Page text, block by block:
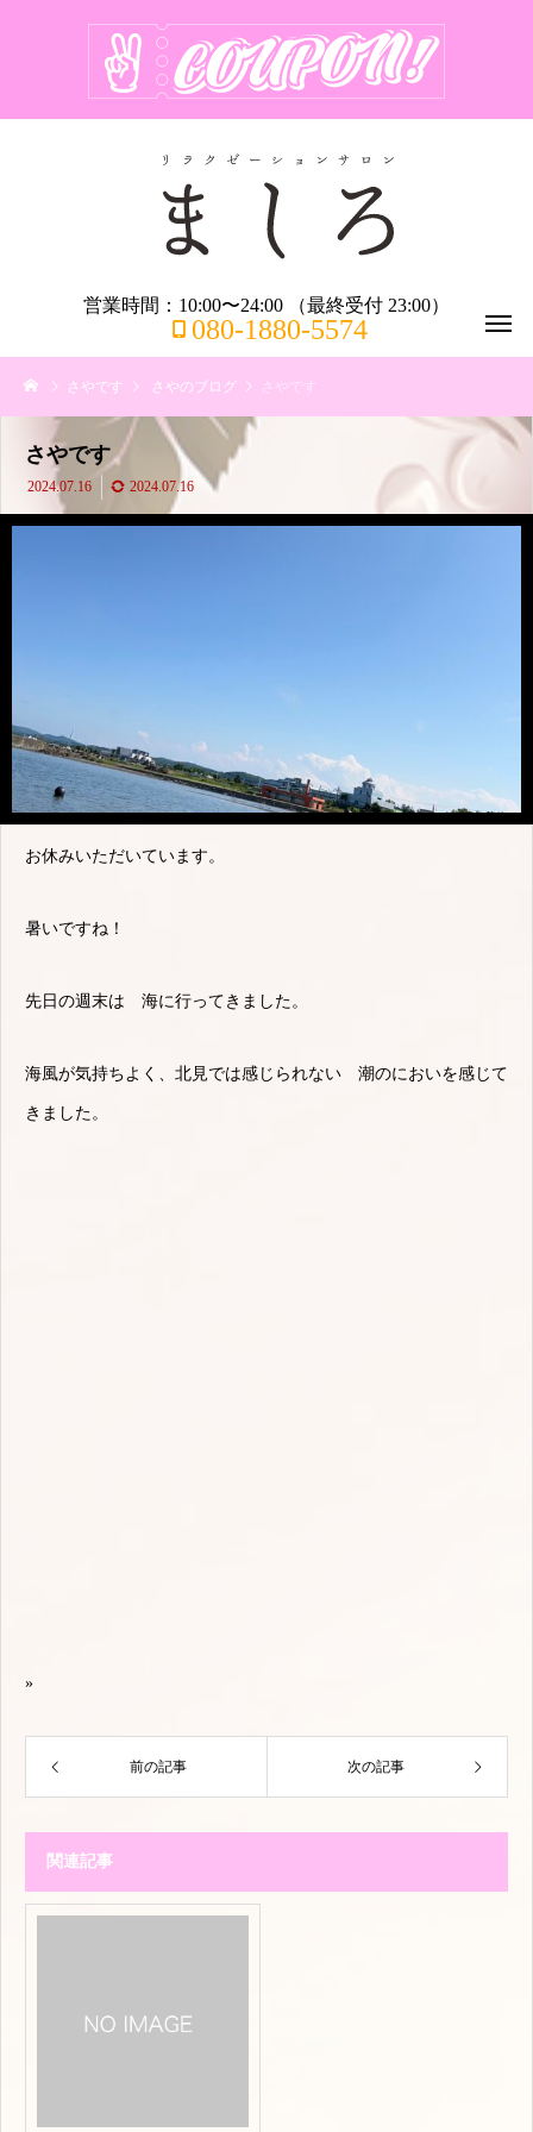
営業時間：10:00〜24:00 （最終受付 23:00）
080-1880-5574
さやです さやのブログ さやです
さやです
2024.07.16 2024.07.16
お休みいただいています。
暑いですね！
先日の週末は 海に行ってきました。
海風が気持ちよく、北見では感じられない 潮のにおいを感じて
きました。
»
前の記事 次の記事
関連記事